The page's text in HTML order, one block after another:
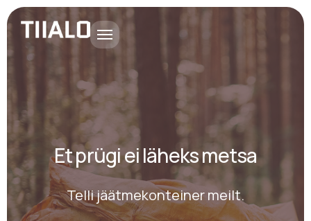
Et prügi ei läheks metsa
Telli jäätmekonteiner meilt.